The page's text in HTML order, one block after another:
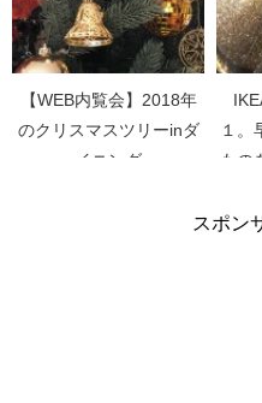
【WEB内覧会】2018年
のクリスマスツリーinダ
イニング
１。
もの
スポン